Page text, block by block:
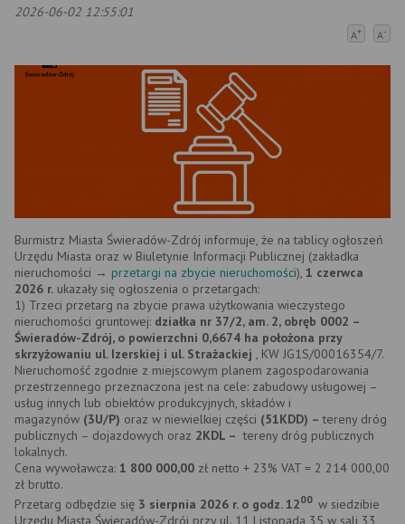
2026-06-02 12:55:01
A+ A-
Burmistrz Miasta Świeradów-Zdrój informuje, że na tablicy ogłoszeń
Urzędu Miasta oraz w Biuletynie Informacji Publicznej (zakładka
nieruchomości → przetargi na zbycie nieruchomości), 1 czerwca
2026 r. ukazały się ogłoszenia o przetargach:
1) Trzeci przetarg na zbycie prawa użytkowania wieczystego
nieruchomości gruntowej: działka nr 37/2, am. 2, obręb 0002 –
Świeradów-Zdrój, o powierzchni 0,6674 ha położona przy
skrzyżowaniu ul. Izerskiej i ul. Strażackiej , KW JG1S/00016354/7.
Nieruchomość zgodnie z miejscowym planem zagospodarowania
przestrzennego przeznaczona jest na cele: zabudowy usługowej –
usług innych lub obiektów produkcyjnych, składów i
magazynów (3U/P) oraz w niewielkiej części (51KDD) –tereny dróg
publicznych – dojazdowych oraz 2KDL –tereny dróg publicznych
lokalnych.
Cena wywoławcza: 1 800 000,00 zł netto + 23% VAT = 2 214 000,00
zł brutto.
Przetarg odbędzie się 3 sierpnia 2026 r. o godz. 1200 w siedzibie
Urzędu Miasta Świeradów-Zdrój przy ul. 11 Listopada 35 w sali 33